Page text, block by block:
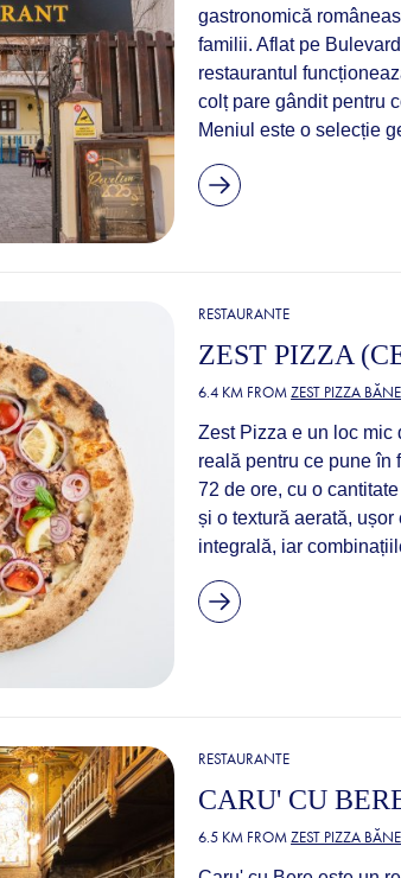
gastronomică
familii. Aflat pe
restaurantul
colț pare gândit pentru
Meniul este o selecție
RESTAURANTE
ZEST PIZZA
6.4 KM FROMZEST PIZZA
Zest Pizza e un loc mic
reală pentru ce pune în
72 de ore, cu o
și o textură aerată,
integrală, iar
RESTAURANTE
CARU' CU
6.5 KM FROMZEST PIZZA